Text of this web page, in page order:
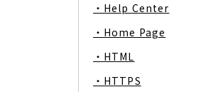
・Help Center
・Home Page
・HTML
・HTTPS